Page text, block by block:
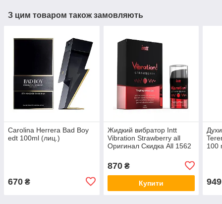
З цим товаром також замовляють
Carolina Herrera Bad Boy
edt 100ml (лиц.)
670 ₴
Жидкий вибратор Intt
Vibration Strawberry all
Оригинал Скидка All 1562
870₴
Купити
100
949